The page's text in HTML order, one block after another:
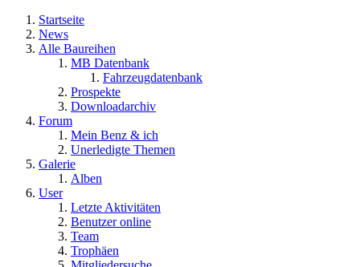
Startseite
News
Alle Baureihen
MB Datenbank
Fahrzeugdatenbank
Prospekte
Downloadarchiv
Forum
Mein Benz & ich
Unerledigte Themen
Galerie
Alben
User
Letzte Aktivitäten
Benutzer online
Team
Trophäen